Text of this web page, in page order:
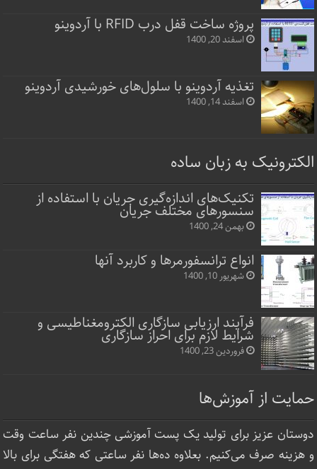
پروژه ساخت قفل‌ درب RFID با آردوینو
اسفند 20, 1400
تغذیه آردوینو با سلول‌های خورشیدی آردوینو
اسفند 14, 1400
الکترونیک به زبان ساده
تکنیک‌های اندازه‌گیری جریان با استفاده از
سنسورهای مختلف جریان
بهمن 24, 1400
انواع ترانسفورمرها و کاربرد آنها
شهریور 10, 1400
فرآیند ارزیابی سازگاری الکترومغناطیسی و
شرایط لازم برای احراز سازگاری
فروردین 23, 1400
حمایت از آموزش‌ها
دوستان عزیز برای تولید یک پست آموزشی چندین نفر ساعت‌ وقت
و هزینه صرف می‌کنیم. بعلاوه ده‌ها نفر ساعتی که هفتگی برای بالا